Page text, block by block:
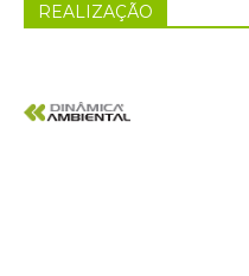
REALIZAÇÃO